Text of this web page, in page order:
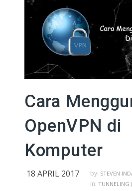
Cara
OpenVPN di
Komputer
18 APRIL 2017 by: STEVEN
in: TUNNELING